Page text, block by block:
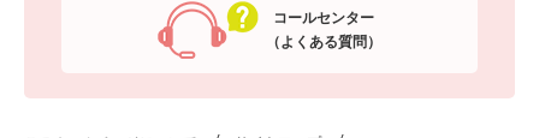
コールセンター
（よくある質問）